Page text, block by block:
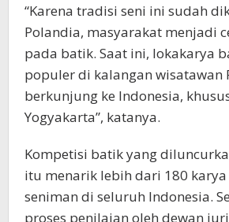
“Karena tradisi seni ini sudah
Polandia, masyarakat menjadi
pada batik. Saat ini, lokakarya
populer di kalangan wisatawan
berkunjung ke Indonesia,
Yogyakarta”, katanya.
Kompetisi batik yang
itu menarik lebih dari 180
seniman di seluruh Indonesia.
proses penilaian oleh dewan